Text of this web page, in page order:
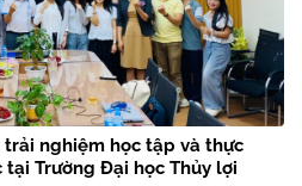
trải nghiệm học tập và thực
tại Trường Đại học Thủy lợi